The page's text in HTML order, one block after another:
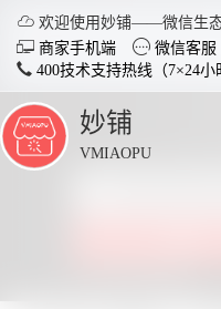
 欢迎使用妙铺——微信生态
 商家手机端  微信客服
400技术支持热线（7×24小
妙铺
VMIAOPU